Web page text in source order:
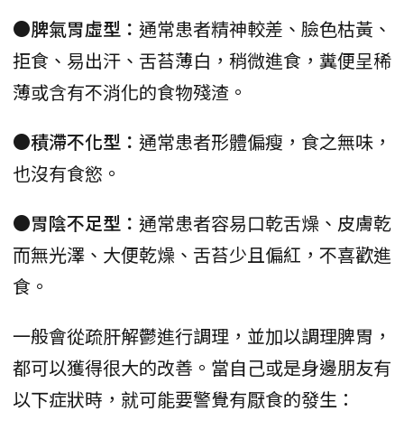
●脾氣胃虛型： 通常患者精神較差、臉色枯黃、
拒食、易出汗、舌苔薄白，稍微進食，糞便呈稀
薄或含有不消化的食物殘渣。
●積滯不化型： 通常患者形體偏瘦，食之無味，
也沒有食慾。
●胃陰不足型： 通常患者容易口乾舌燥、皮膚乾
而無光澤、大便乾燥、舌苔少且偏紅，不喜歡進
食。
一般會從疏肝解鬱進行調理，並加以調理脾胃，
都可以獲得很大的改善。當自己或是身邊朋友有
以下症狀時，就可能要警覺有厭食的發生：